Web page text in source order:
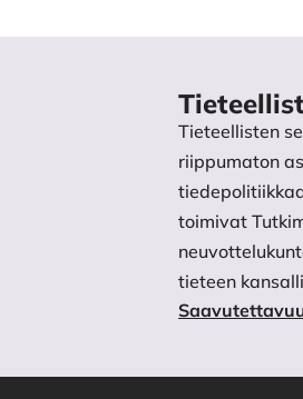
Tieteellisten
riippumaton
toimivat
tieteen